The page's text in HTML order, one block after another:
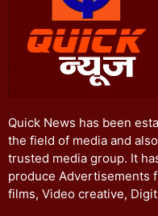
Quick News has been
the field of media and
trusted media group. It
produce Advertisements
films, Video creative,